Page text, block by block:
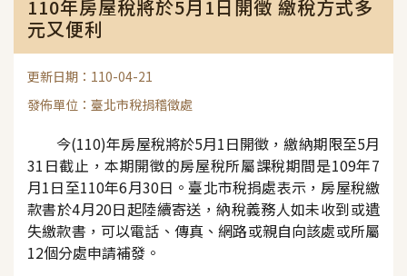
110年房屋稅將於5月1日開徵 繳稅方式多
元又便利
更新日期：110-04-21
發佈單位：臺北市稅捐稽徵處
今(110)年房屋稅將於5月1日開徵，繳納期限至5月
31 日截止 ，本期開徵的房屋稅所屬課稅期間是109年7
月1日至110年6月30日。臺北市稅捐處表示，房屋稅繳
款書於4月20日起陸續寄送，納稅義務人如未收到或遺
失繳款書，可以電話、傳真、網路或親自向該處或所屬
12個分處申請補發。